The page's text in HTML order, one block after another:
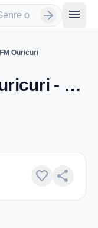
arrow_forward menu
Ouricuri
Cultura FM Ouricuri - FM 87.9 - Ouricuri
favorite share